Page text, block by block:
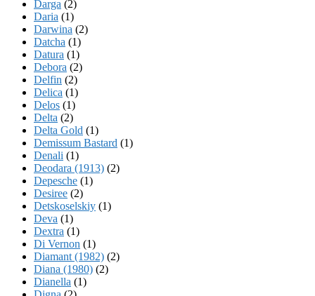
Darga (2)
Daria (1)
Darwina (2)
Datcha (1)
Datura (1)
Debora (2)
Delfin (2)
Delica (1)
Delos (1)
Delta (2)
Delta Gold (1)
Demissum Bastard (1)
Denali (1)
Deodara (1913) (2)
Depesche (1)
Desiree (2)
Detskoselskiy (1)
Deva (1)
Dextra (1)
Di Vernon (1)
Diamant (1982) (2)
Diana (1980) (2)
Dianella (1)